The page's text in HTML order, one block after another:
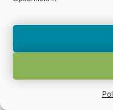
Banquière
Nouvelle
aide à